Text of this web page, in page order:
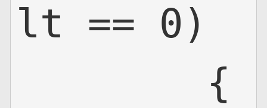
lt == 0)
{